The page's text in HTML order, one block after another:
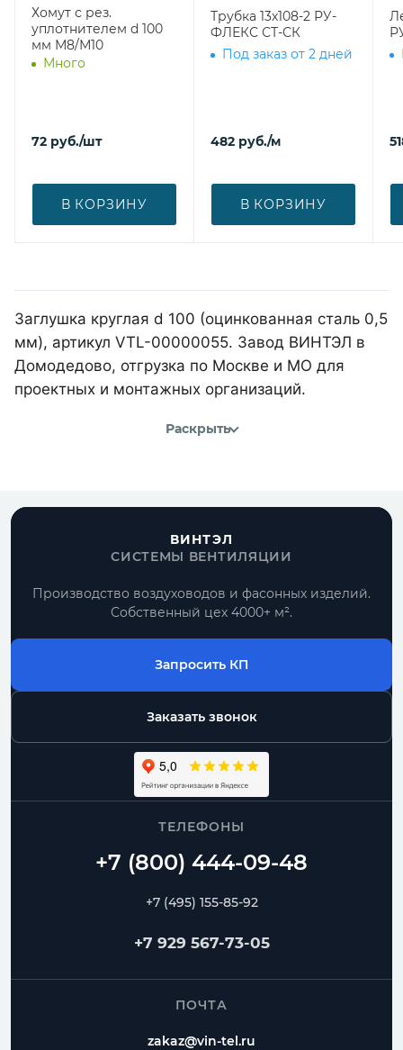
Хомут с рез.
уплотнителем d 100
мм М8/М10
Много
72 руб./шт
В КОРЗИНУ
Трубка 13х108-2 РУ-
ФЛЕКС СТ-СК
Под заказ от 2 дней
482 руб./м
В КОРЗИНУ
Заглушка круглая d 100 (оцинкованная сталь 0,5
мм), артикул VTL-00000055. Завод ВИНТЭЛ в
Домодедово, отгрузка по Москве и МО для
проектных и монтажных организаций.
Раскрыть
ВИНТЭЛ
СИСТЕМЫ ВЕНТИЛЯЦИИ
Производство воздуховодов и фасонных изделий.
Собственный цех 4000+ м².
Запросить КП
Заказать звонок
ТЕЛЕФОНЫ
+7 (495) 155-85-92
+7 929 567-73-05
ПОЧТА
zakaz@vin-tel.ru